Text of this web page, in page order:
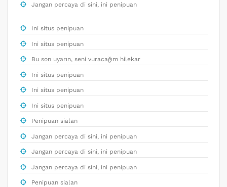
Jangan percaya di sini, ini penipuan
Ini situs penipuan
Ini situs penipuan
Bu son uyarın, seni vuracağım hilekar
Ini situs penipuan
Ini situs penipuan
Ini situs penipuan
Penipuan sialan
Jangan percaya di sini, ini penipuan
Jangan percaya di sini, ini penipuan
Jangan percaya di sini, ini penipuan
Penipuan sialan